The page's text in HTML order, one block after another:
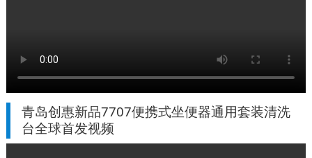
青岛创惠新品7707便携式坐便器通用套装清洗
台全球首发视频